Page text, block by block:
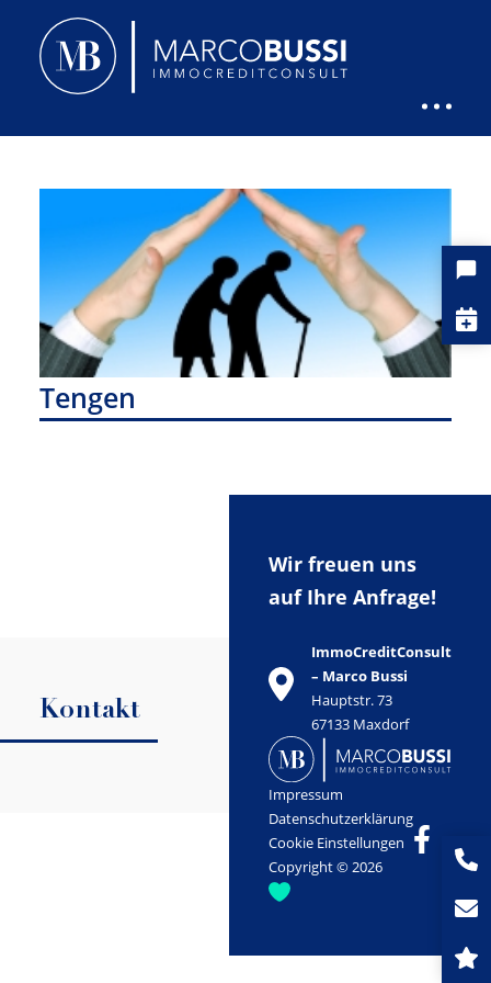
Tengen
Kontakt
Wir freuen uns
auf Ihre Anfrage!
ImmoCreditConsult
– Marco Bussi
Hauptstr. 73
67133 Maxdorf
Impressum
Datenschutzerklärung
Cookie Einstellungen
Copyright © 2026